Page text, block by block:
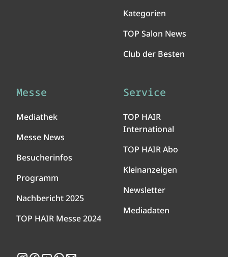
Kategorien
TOP Salon News
Club der Besten
Messe
Mediathek
Messe News
Besucherinfos
Programm
Nachbericht 2025
TOP HAIR Messe 2024
Service
TOP HAIR
International
TOP HAIR Abo
Kleinanzeigen
Newsletter
Mediadaten